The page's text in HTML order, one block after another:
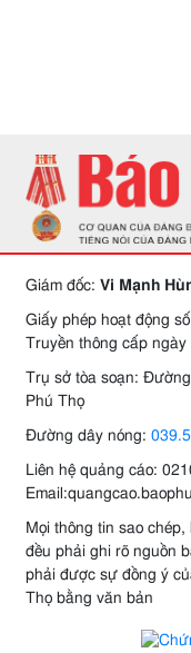
Giám đốc: Vi Mạnh
Giấy phép hoạt động
Truyền thông cấp ngày
Trụ sở tòa soạn:
Phú Thọ
Đường dây nóng:
Liên hệ quảng cáo:
Mọi thông tin sao
đều phải ghi rõ nguồn
phải được sự đồng ý
Thọ bằng văn bản